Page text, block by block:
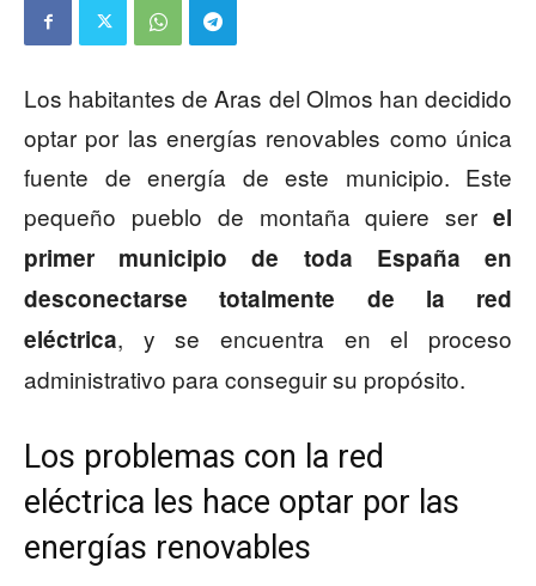
Los habitantes de Aras del Olmos han decidido
optar por las energías renovables como única
fuente de energía de este municipio. Este
pequeño pueblo de montaña quiere ser el
primer municipio de toda España en
desconectarse totalmente de la red
eléctrica, y se encuentra en el proceso
administrativo para conseguir su propósito.
Los problemas con la red
eléctrica les hace optar por las
energías renovables